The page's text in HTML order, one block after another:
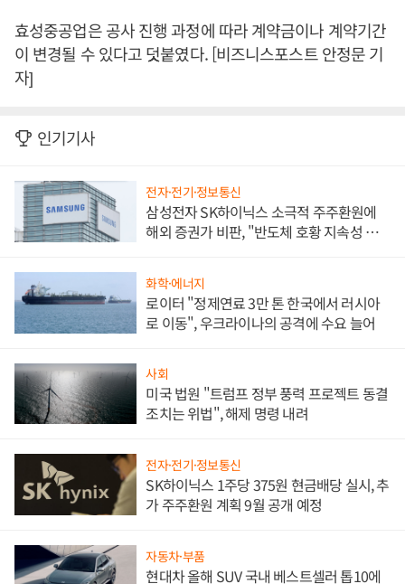
효성중공업은 공사 진행 과정에 따라 계약금이나 계약기간
이 변경될 수 있다고 덧붙였다. [비즈니스포스트 안정문 기
자]
인기기사
전자·전기·정보통신
삼성전자 SK하이닉스 소극적 주주환원에
해외 증권가 비판, "반도체 호황 지속성 의
화학·에너지
로이터 "정제연료 3만 톤 한국에서 러시아
로 이동", 우크라이나의 공격에 수요 늘어
사회
미국 법원 "트럼프 정부 풍력 프로젝트 동결
조치는 위법", 해제 명령 내려
전자·전기·정보통신
SK하이닉스 1주당 375원 현금배당 실시, 추
가 주주환원 계획 9월 공개 예정
자동차·부품
현대차 올해 SUV 국내 베스트셀러 톱10에